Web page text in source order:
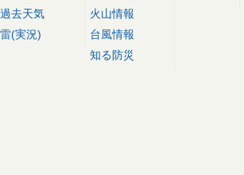
過去天気
雷(実況)
火山情報
台風情報
知る防災